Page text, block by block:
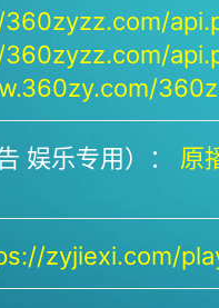
娱乐专用）： 原
zyjiexi.com/